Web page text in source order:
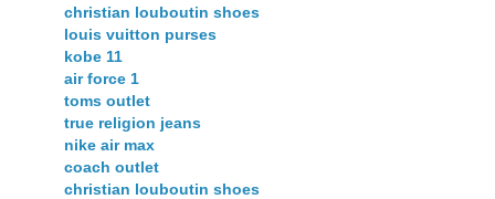
christian louboutin shoes
louis vuitton purses
kobe 11
air force 1
toms outlet
true religion jeans
nike air max
coach outlet
christian louboutin shoes